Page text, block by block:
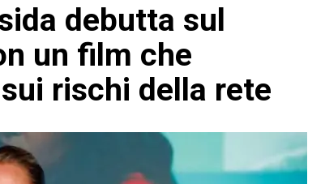
debutta sul
un film che
rischi della rete